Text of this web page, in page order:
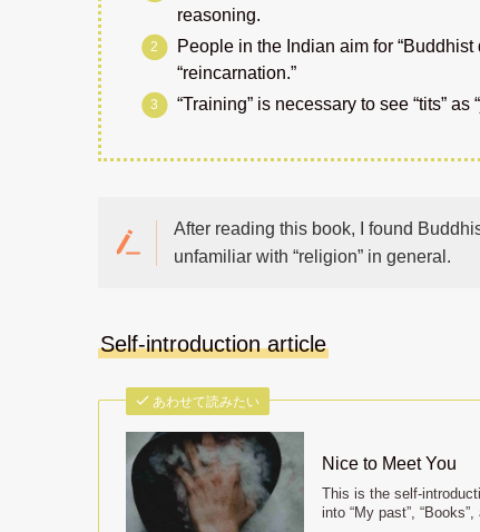
reasoning.
People in the Indian aim for
“reincarnation.”
“Training” is necessary to see “tits” as
After reading this book, I found
unfamiliar with “religion” in general.
Self-introduction article
あわせて読みたい
Nice to Meet You
This is the self-
into “My past”, “Books”,